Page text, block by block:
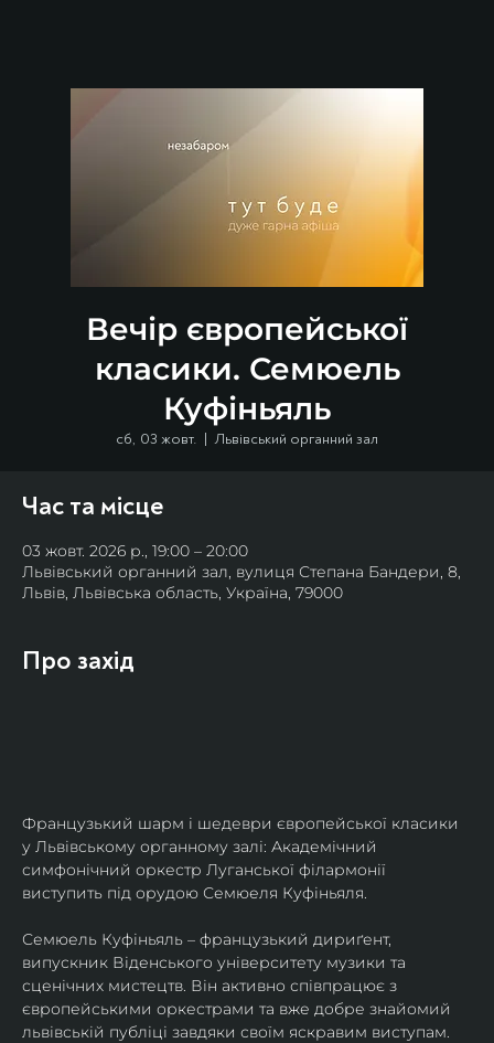
Вечір європейської
класики. Семюель
Куфіньяль
сб, 03 жовт.
  |
Львівський органний зал
Час та місце
03 жовт. 2026 р., 19:00 – 20:00
Львівський органний зал, вулиця Степана Бандери, 8,
Львів, Львівська область, Україна, 79000
Про захід
Французький шарм і шедеври європейської класики
у Львівському органному залі: Академічний
симфонічний оркестр Луганської філармонії
виступить під орудою Семюеля Куфіньяля.
Семюель Куфіньяль – французький дириґент,
випускник Віденського університету музики та
сценічних мистецтв. Він активно співпрацює з
європейськими оркестрами та вже добре знайомий
львівській публіці завдяки своїм яскравим виступам.